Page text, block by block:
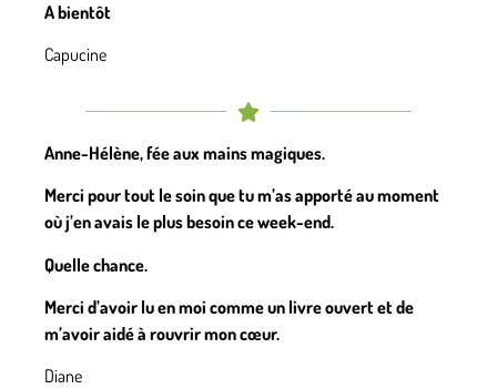
A bientôt
Capucine
Anne-Hélène, fée aux mains magiques.
Merci pour tout le soin que tu m’as apporté au moment
où j’en avais le plus besoin ce week-end.
Quelle chance.
Merci d’avoir lu en moi comme un livre ouvert et de
m’avoir aidé à rouvrir mon cœur.
Diane